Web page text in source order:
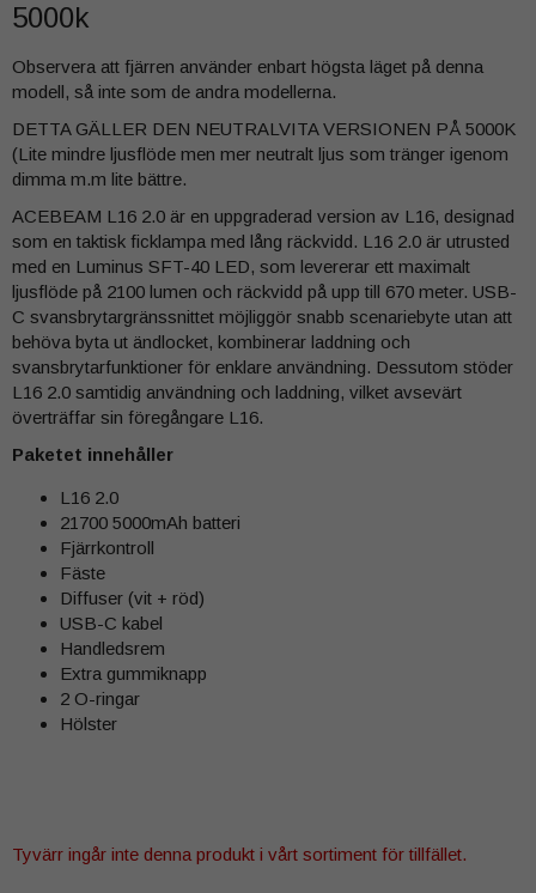
5000k
Observera att fjärren använder enbart högsta läget på denna
modell, så inte som de andra modellerna.
DETTA GÄLLER DEN NEUTRALVITA VERSIONEN PÅ 5000K
(Lite mindre ljusflöde men mer neutralt ljus som tränger igenom
dimma m.m lite bättre.
ACEBEAM L16 2.0 är en uppgraderad version av L16, designad
som en taktisk ficklampa med lång räckvidd. L16 2.0 är utrusted
med en Luminus SFT-40 LED, som levererar ett maximalt
ljusflöde på 2100 lumen och räckvidd på upp till 670 meter. USB-
C svansbrytargränssnittet möjliggör snabb scenariebyte utan att
behöva byta ut ändlocket, kombinerar laddning och
svansbrytarfunktioner för enklare användning. Dessutom stöder
L16 2.0 samtidig användning och laddning, vilket avsevärt
överträffar sin föregångare L16.
Paketet innehåller
L16 2.0
21700 5000mAh batteri
Fjärrkontroll
Fäste
Diffuser (vit + röd)
USB-C kabel
Handledsrem
Extra gummiknapp
2 O-ringar
Hölster
Tyvärr ingår inte denna produkt i vårt sortiment för tillfället.